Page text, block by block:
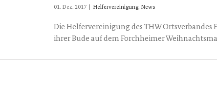
01. Dez. 2017 Helfervereinigung, News
Die Helfervereinigung des THW
ihrer Bude auf dem Forchheimer